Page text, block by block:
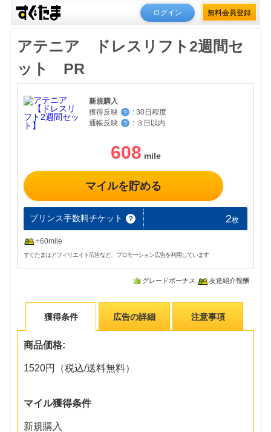
ログイン 無料会員登録
アテニア ドレスリフト2週間セ
ット PR
新規購入
獲得反映
？ : 30日程度
通帳反映
？ : ３日以内
608
マイルを貯める
プリンス手数料チケット ？ 2枚
+60mile
すぐたまはアフィリエイト広告など、プロモーション広告を利用しています
グレードボーナス 友達紹介報酬
獲得条件 広告の詳細 注意事項
商品価格:
1520円（税込/送料無料）
マイル獲得条件
新規購入